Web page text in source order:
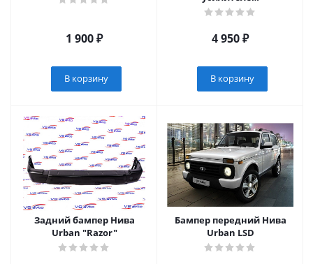
1 900₽
В корзину
4 950₽
В корзину
Задний бампер Нива
Urban "Razor"
Бампер передний Нива
Urban LSD